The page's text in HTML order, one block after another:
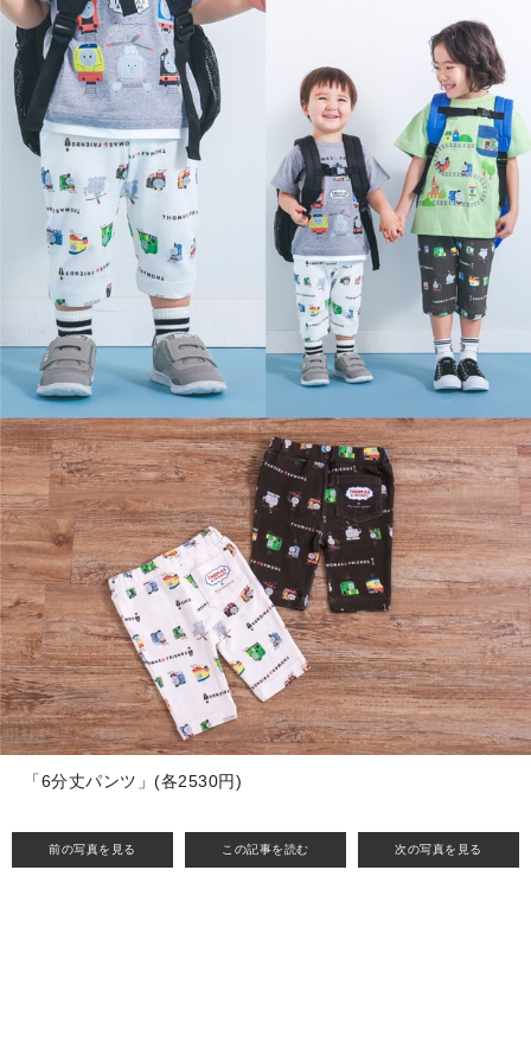
前の写真を見る この記事を読む 次の写真を見る
「6分丈パンツ」(各2530円)